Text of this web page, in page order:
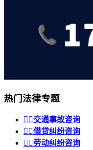
热门法律专题
 交通事故咨询
 借贷纠纷咨询
 劳动纠纷咨询